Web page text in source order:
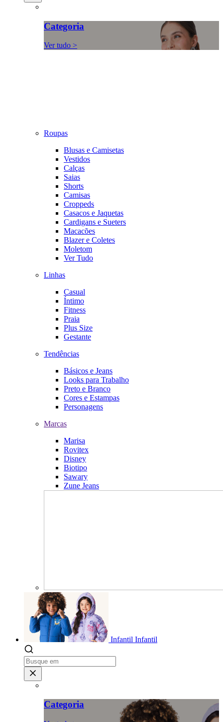
Categoria
Ver tudo >
Roupas
Blusas e Camisetas
Vestidos
Calças
Saias
Shorts
Camisas
Croppeds
Casacos e Jaquetas
Cardigans e Sueters
Macacões
Blazer e Coletes
Moletom
Ver Tudo
Linhas
Casual
Íntimo
Fitness
Praia
Plus Size
Gestante
Tendências
Básicos e Jeans
Looks para Trabalho
Preto e Branco
Cores e Estampas
Personagens
Marcas
Marisa
Rovitex
Disney
Biotipo
Sawary
Zune Jeans
Infantil Infantil
Categoria